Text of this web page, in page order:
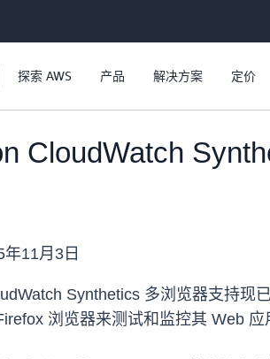
探索 AWS 产品 解决方案 定价
CloudWatch
年11月3日
Synthetics 多浏览器支持现
浏览器来测试和监控其 Web 应